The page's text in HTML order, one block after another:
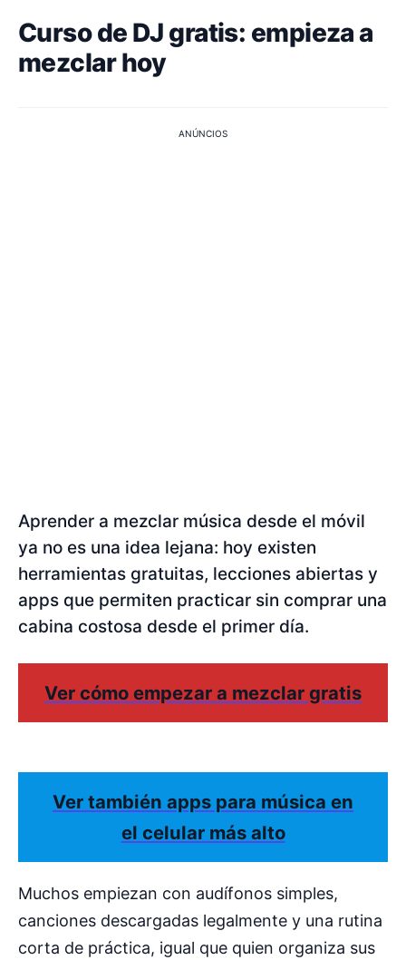
Curso de DJ gratis: empieza a
mezclar hoy
ANÚNCIOS
Aprender a mezclar música desde el móvil
ya no es una idea lejana: hoy existen
herramientas gratuitas, lecciones abiertas y
apps que permiten practicar sin comprar una
cabina costosa desde el primer día.
Ver cómo empezar a mezclar gratis
Ver también apps para música en
el celular más alto
Muchos empiezan con audífonos simples,
canciones descargadas legalmente y una rutina
corta de práctica, igual que quien organiza sus